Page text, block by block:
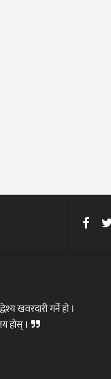
खवरदारी गर्ने हो ।
होस् ।